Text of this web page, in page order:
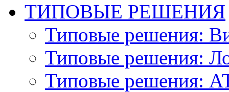
ТИПОВЫЕ РЕШЕНИЯ
Типовые решения:
Типовые решения:
Типовые решения: